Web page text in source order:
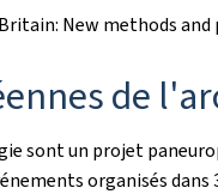
New methods and
de
sont un projet
organisés